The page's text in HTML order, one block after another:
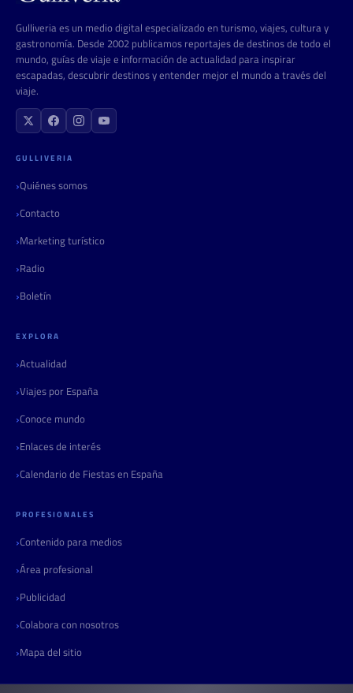
Gulliveria es un medio digital especializado en turismo, viajes, cultura y
gastronomía. Desde 2002 publicamos reportajes de destinos de todo el
mundo, guías de viaje e información de actualidad para inspirar
escapadas, descubrir destinos y entender mejor el mundo a través del
viaje.
GULLIVERIA
Quiénes somos
Contacto
Marketing turístico
Radio
Boletín
EXPLORA
Actualidad
Viajes por España
Conoce mundo
Enlaces de interés
Calendario de Fiestas en España
PROFESIONALES
Contenido para medios
Área profesional
Publicidad
Colabora con nosotros
Mapa del sitio